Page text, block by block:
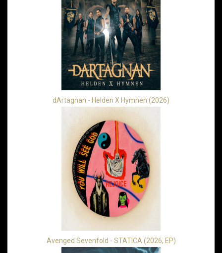
dArtagnan - Helden X Hymnen (2026)
Avenged Sevenfold - STATICA (2026, EP)